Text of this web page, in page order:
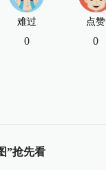
难过
0
点赞
0
”抢先看